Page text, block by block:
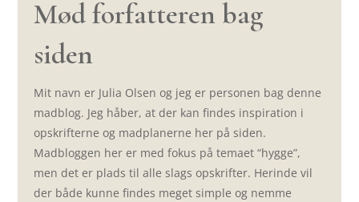
Mød forfatteren bag
siden
Mit navn er Julia Olsen og jeg er personen bag denne
madblog. Jeg håber, at der kan findes inspiration i
opskrifterne og madplanerne her på siden.
Madbloggen her er med fokus på temaet “hygge”,
men det er plads til alle slags opskrifter. Herinde vil
der både kunne findes meget simple og nemme